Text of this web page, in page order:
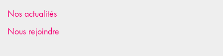
Nos actualités
Nous rejoindre